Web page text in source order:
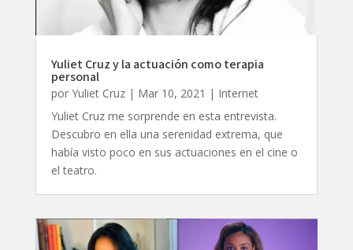
Yuliet Cruz y la actuación como terapia
personal
por Yuliet Cruz| Mar 10, 2021 | Internet
Yuliet Cruz me sorprende en esta entrevista.
Descubro en ella una serenidad extrema, que
había visto poco en sus actuaciones en el cine o
el teatro.